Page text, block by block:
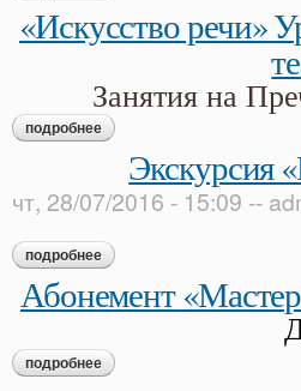
«Искусство речи»
Занятия на
подробнее о «искусство речи» уроки
Экскурсия
чт, 28/07/2016 - 15:09 --
подробнее о экскурсия «в гостях у
Абонемент
подробнее о абонемент «мастерская